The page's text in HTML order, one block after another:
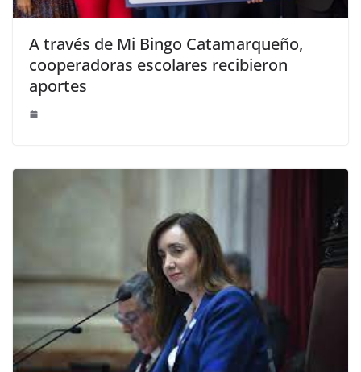
A través de Mi Bingo Catamarqueño,
cooperadoras escolares recibieron
aportes